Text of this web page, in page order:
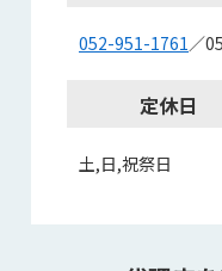
052-951-1761／
定休日
土,日,祝祭日